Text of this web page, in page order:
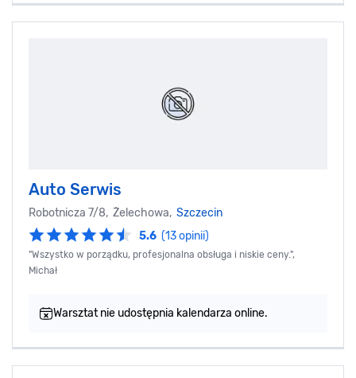
Auto Serwis
Robotnicza 7/8, Żelechowa, Szczecin
5.6 (13 opinii)
"Wszystko w porządku, profesjonalna obsługa i niskie ceny.",
Michał
Warsztat nie udostępnia kalendarza online.